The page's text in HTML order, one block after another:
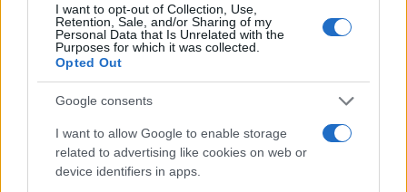
I want to opt-out of Collection, Use,
Retention, Sale, and/or Sharing of my
Personal Data that Is Unrelated with the
Purposes for which it was collected.
Opted Out
Google consents
I want to allow Google to enable storage
related to advertising like cookies on web or
device identifiers in apps.
Sigue leyendo